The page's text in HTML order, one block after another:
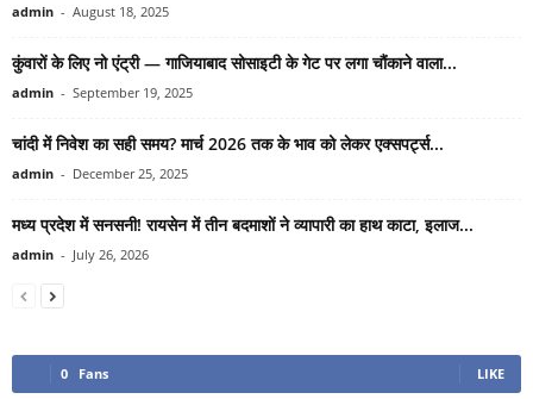
admin - August 18, 2025
कुंवारों के लिए नो एंट्री — गाजियाबाद सोसाइटी के गेट पर लगा चौंकाने वाला...
admin - September 19, 2025
चांदी में निवेश का सही समय? मार्च 2026 तक के भाव को लेकर एक्सपर्ट्स...
admin - December 25, 2025
मध्य प्रदेश में सनसनी! रायसेन में तीन बदमाशों ने व्यापारी का हाथ काटा, इलाज...
admin - July 26, 2026
0 Fans LIKE